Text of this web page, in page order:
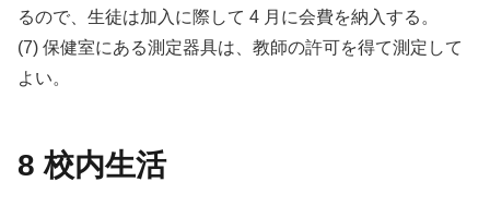
るので、生徒は加入に際して 4 月に会費を納入する。
(7) 保健室にある測定器具は、教師の許可を得て測定して
よい。
8 校内生活